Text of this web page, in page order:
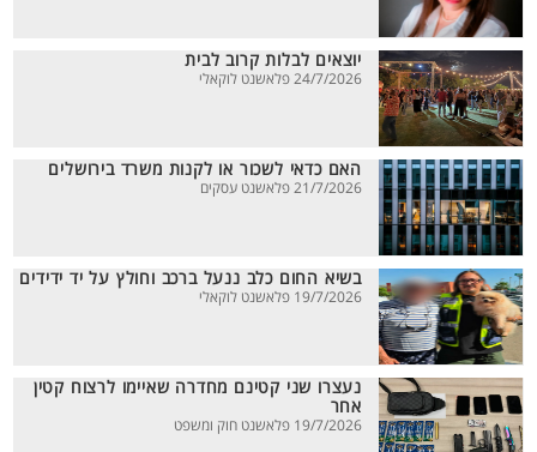
יוצאים לבלות קרוב לבית
24/7/2026 פלאשנט לוקאלי
האם כדאי לשכור או לקנות משרד בירושלים
21/7/2026 פלאשנט עסקים
בשיא החום כלב ננעל ברכב וחולץ על יד ידידים
19/7/2026 פלאשנט לוקאלי
נעצרו שני קטינם מחדרה שאיימו לרצוח קטין
אחר
19/7/2026 פלאשנט חוק ומשפט